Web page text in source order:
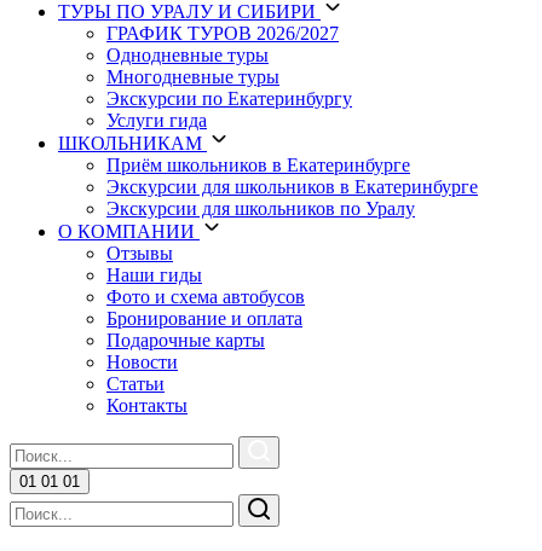
ТУРЫ ПО УРАЛУ И СИБИРИ
ГРАФИК ТУРОВ 2026/2027
Однодневные туры
Многодневные туры
Экскурсии по Екатеринбургу
Услуги гида
ШКОЛЬНИКАМ
Приём школьников в Екатеринбурге
Экскурсии для школьников в Екатеринбурге
Экскурсии для школьников по Уралу
О КОМПАНИИ
Отзывы
Наши гиды
Фото и схема автобусов
Бронирование и оплата
Подарочные карты
Новости
Статьи
Контакты
01 01 01